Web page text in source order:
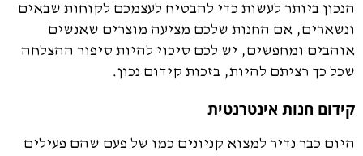
הנכון ביותר לעשות כדי להבטיח לעצמכם לקוחות שבאים
ונשארים, אם החנות שלכם מציעה מוצרים שאנשים
אוהבים ומחפשים, יש לכם סיכוי להיות סיפור ההצלחה
שכל כך רציתם להיות, בזכות קידום נכון.
קידום חנות אינטרנטית
היום כבר נדיר למצוא קניונים כמו של פעם שהם פעילים